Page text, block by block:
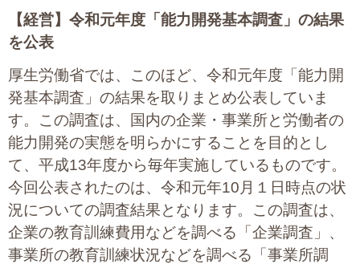
【経営】 令和元年度「能力開発基本調査」の結果
を公表
厚生労働省では、このほど、令和元年度「能力開
発基本調査」の結果を取りまとめ公表していま
す。この調査は、国内の企業・事業所と労働者の
能力開発の実態を明らかにすることを目的とし
て、平成13年度から毎年実施しているものです。
今回公表されたのは、令和元年10月１日時点の状
況についての調査結果となります。この調査は、
企業の教育訓練費用などを調べる「企業調査」、
事業所の教育訓練状況などを調べる「事業所調